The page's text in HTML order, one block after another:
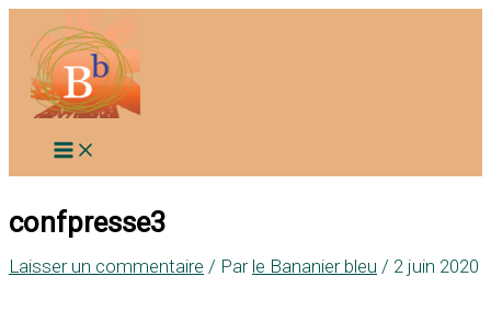
contenu
confpresse3
Laisser un commentaire / Par le Bananier bleu / 2 juin 2020